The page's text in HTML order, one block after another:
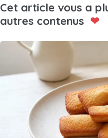
Cet article vous a
autres contenus ❤